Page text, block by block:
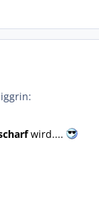
wird....